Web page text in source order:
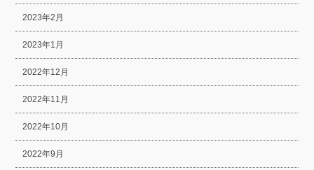
2023年2月
2023年1月
2022年12月
2022年11月
2022年10月
2022年9月